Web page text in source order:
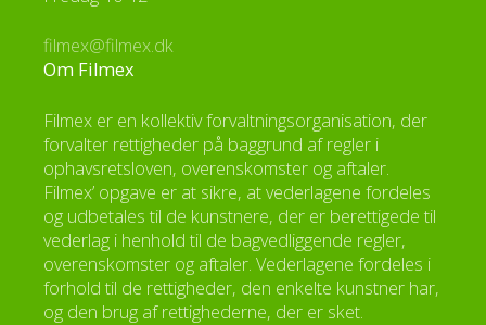
filmex@filmex.dk
Om Filmex
Filmex er en kollektiv forvaltningsorganisation, der
forvalter rettigheder på baggrund af regler i
ophavsretsloven, overenskomster og aftaler.
Filmex’ opgave er at sikre, at vederlagene fordeles
og udbetales til de kunstnere, der er berettigede til
vederlag i henhold til de bagvedliggende regler,
overenskomster og aftaler. Vederlagene fordeles i
forhold til de rettigheder, den enkelte kunstner har,
og den brug af rettighederne, der er sket.